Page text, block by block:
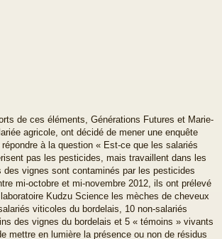
de ces éléments, Générations Futures et Marie-
agricole, ont décidé de mener une enquête
à la question « Est-ce que les salariés
pas les pesticides, mais travaillent dans les
des vignes sont contaminés par les pesticides
mi-octobre et mi-novembre 2012, ils ont prélevé
Kudzu Science les mèches de cheveux
viticoles du bordelais, 10 non-salariés
des vignes du bordelais et 5 « témoins » vivants
mettre en lumière la présence ou non de résidus